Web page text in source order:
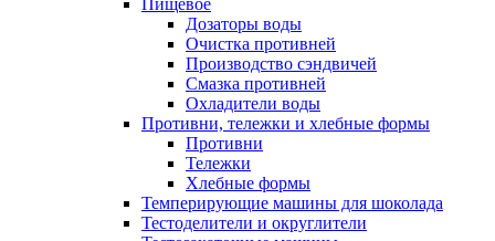
Пищевое
Дозаторы воды
Очистка противней
Производство сэндвичей
Смазка противней
Охладители воды
Противни, тележки и хлебные формы
Противни
Тележки
Хлебные формы
Темперирующие машины для шоколада
Тестоделители и округлители